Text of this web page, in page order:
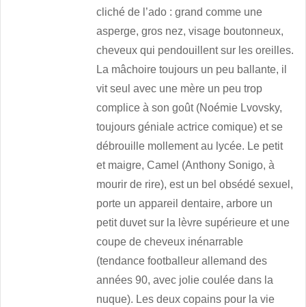
cliché de l’ado : grand comme une
asperge, gros nez, visage boutonneux,
cheveux qui pendouillent sur les oreilles.
La mâchoire toujours un peu ballante, il
vit seul avec une mère un peu trop
complice à son goût (Noémie Lvovsky,
toujours géniale actrice comique) et se
débrouille mollement au lycée. Le petit
et maigre, Camel (Anthony Sonigo, à
mourir de rire), est un bel obsédé sexuel,
porte un appareil dentaire, arbore un
petit duvet sur la lèvre supérieure et une
coupe de cheveux inénarrable
(tendance footballeur allemand des
années 90, avec jolie coulée dans la
nuque). Les deux copains pour la vie